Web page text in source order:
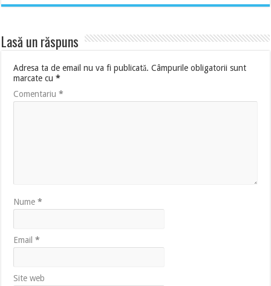
Lasă un răspuns
Adresa ta de email nu va fi publicată. Câmpurile obligatorii sunt
marcate cu*
Comentariu*
Nume*
Email*
Site web